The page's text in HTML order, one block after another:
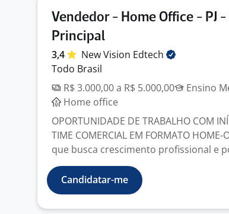
Vendedor - Home Office - PJ
Principal
3,4 New Vision Edtech
Todo Brasil
R$ 3.000,00 a R$ 5.000,00
Ensino
Home office
OPORTUNIDADE DE TRABALHO COM
TIME COMERCIAL EM FORMATO
que busca crescimento profissional e
Candidatar-me